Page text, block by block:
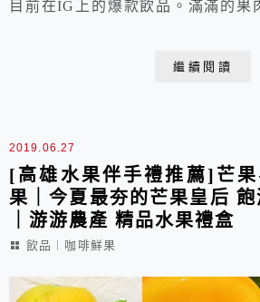
目前在IG上的爆款飲品。滿滿的果
繼續閱讀
2019.06.27
[高雄水果伴手禮推薦]芒
果｜今夏最夯的芒果皇后
｜游游農產 精品水果禮盒
飲品︱咖啡鮮果